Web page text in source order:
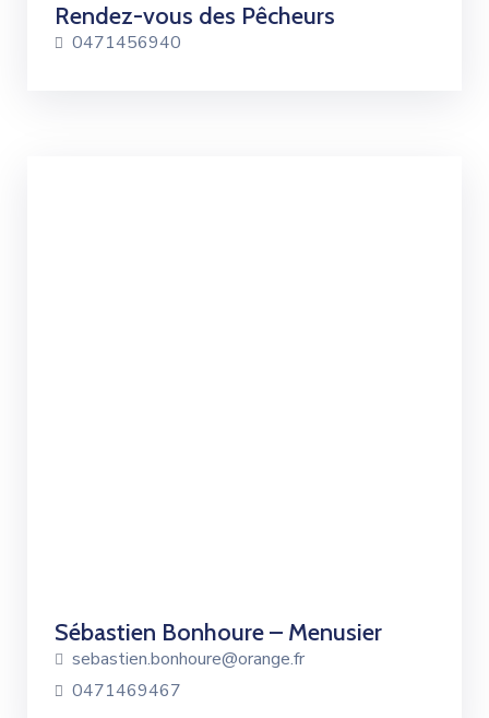
Rendez-vous des Pêcheurs
0471456940
Sébastien Bonhoure – Menusier
sebastien.bonhoure@orange.fr
0471469467